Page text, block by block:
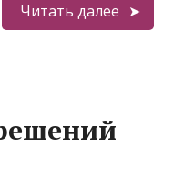
Читать далее